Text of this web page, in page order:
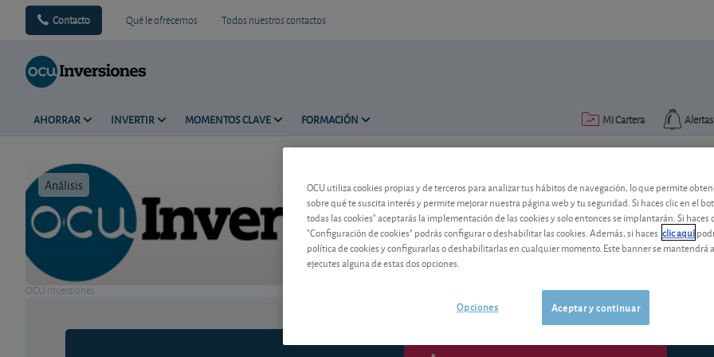
Contacto Qué le ofrecemos Todos nuestros contactos
AHORRAR INVERTIR MOMENTOS CLAVE FORMACIÓN Alertas
Mi Cartera
Análisis Tiempo de lectura: 2 min.
OCU Inversiones
Bankia: el Supremo anula la
El Tribunal Supremo anula la compra
OCU utiliza cookies propias y de terceros para analizar tus hábitos de navegación, lo que permite
sobre qué te suscita interés y permite mejorar nuestra página web y tu seguridad. Si haces clic en el
todas las cookies" aceptarás la implementación de las cookies y solo entonces se implantarán. Si haces
"Configuración de cookies" podrás configurar o deshabilitar las cookies. Además, si haces clic aquí
política de cookies y configurarlas o deshabilitarlas en cualquier momento. Este banner se mantendrá
ejecutes alguna de estas dos opciones.
Aceptar y continuar
Opciones